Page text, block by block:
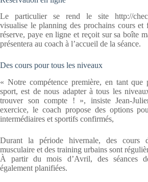
Le particulier se rend le site http://
visualise le planning des prochains cours
réserve, paye en ligne et reçoit sur sa boîte
présentera au coach à l’accueil de la séance.
Des cours pour tous les niveaux
« Notre compétence première, en tant que
sport, est de nous adapter à tous les
trouver son compte ! », insiste Jean-
exercice, le coach propose des options
intermédiaires et sportifs confirmés,
Durant la période hivernale, des cours
musculaire et des training urbains sont
À partir du mois d’Avril, des séances
également planifiées.